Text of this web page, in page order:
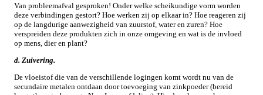
Van probleemafval gesproken! Onder welke scheikundige vorm worden
deze verbindingen gestort? Hoe werken zij op elkaar in? Hoe reageren zij
op de langdurige aanwezigheid van zuurstof, water en zuren? Hoe
verspreiden deze produkten zich in onze omgeving en wat is de invloed
op mens, dier en plant?
d. Zuivering.
De vloeistof die van de verschillende logingen komt wordt nu van de
secundaire metalen ontdaan door toevoeging van zinkpoeder (bereid